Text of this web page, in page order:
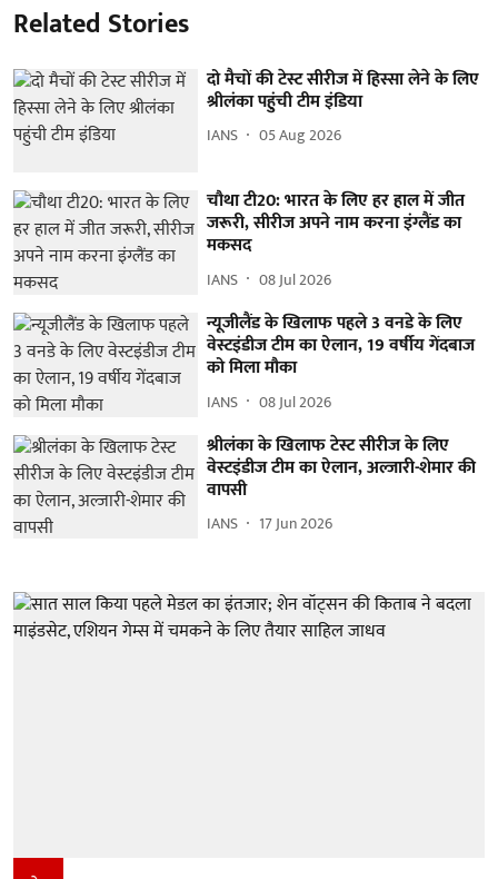
Related Stories
दो मैचों की टेस्ट सीरीज में हिस्सा लेने के लिए
श्रीलंका पहुंची टीम इंडिया
IANS 05 Aug 2026
चौथा टी20: भारत के लिए हर हाल में जीत
जरूरी, सीरीज अपने नाम करना इंग्लैंड का
मकसद
IANS 08 Jul 2026
न्यूजीलैंड के खिलाफ पहले 3 वनडे के लिए
वेस्टइंडीज टीम का ऐलान, 19 वर्षीय गेंदबाज
को मिला मौका
IANS 08 Jul 2026
श्रीलंका के खिलाफ टेस्ट सीरीज के लिए
वेस्टइंडीज टीम का ऐलान, अल्जारी-शेमार की
वापसी
IANS 17 Jun 2026